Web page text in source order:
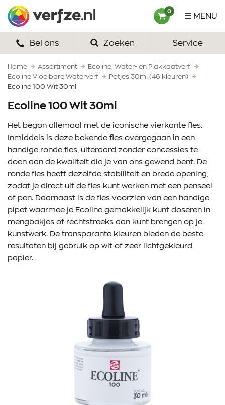
naar
content
MENU
0
HOME
VERF
VERFSETS
VERFSPULLEN
INSPIRATIE
ZAKELIJK
OVER ONS
Bel ons Zoeken Service
Home Assortiment
Ecoline, Water- en Plakkaatverf
Ecoline Vloeibare Waterverf
Potjes 30ml (46 kleuren)
Ecoline 100 Wit 30ml
Ecoline 100 Wit 30ml
Het begon allemaal met de iconische vierkante fles.
Inmiddels is deze bekende fles overgegaan in een
handige ronde fles, uiteraard zonder concessies te
doen aan de kwaliteit die je van ons gewend bent. De
ronde fles heeft dezelfde stabiliteit en brede opening,
zodat je direct uit de fles kunt werken met een penseel
of pen. Daarnaast is de fles voorzien van een handige
pipet waarmee je Ecoline gemakkelijk kunt doseren in
mengbakjes of rechtstreeks aan kunt brengen op je
kunstwerk. De transparante kleuren bieden de beste
resultaten bij gebruik op wit of zeer lichtgekleurd
papier.